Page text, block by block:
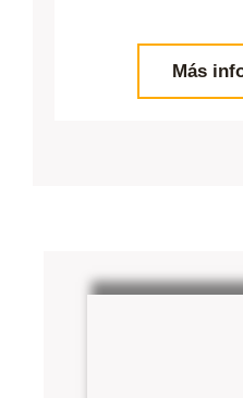
Más